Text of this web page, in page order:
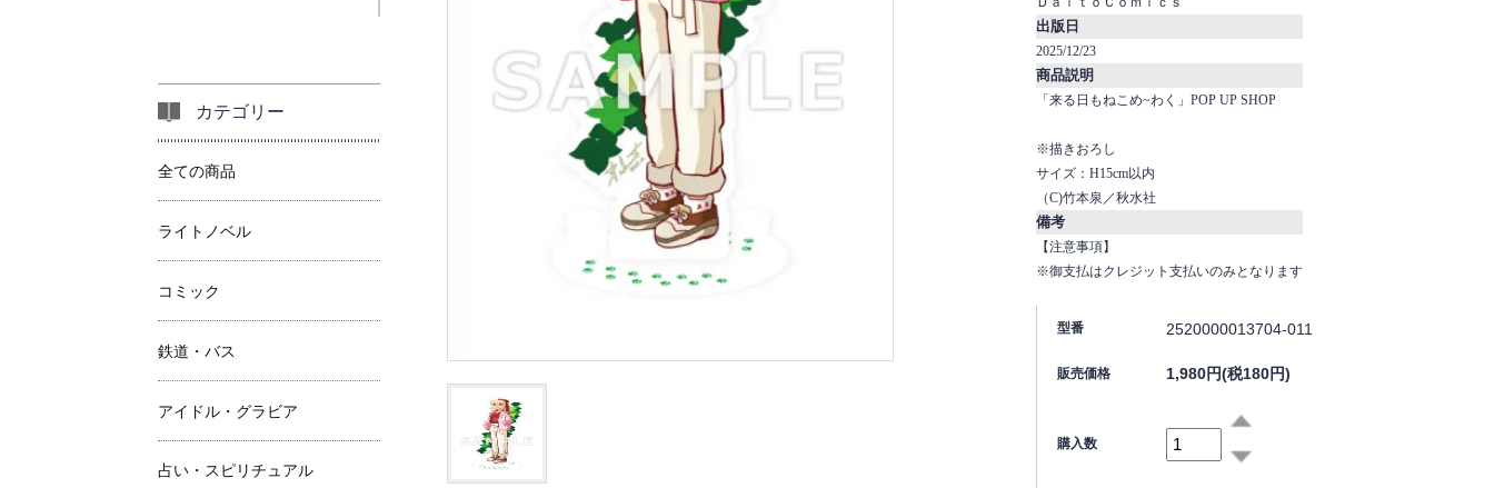
出版日
2025/12/23
商品説明
「来る日もねこめ~わく」POP UP SHOP
※描きおろし
サイズ：H15cm以内
（C)竹本泉／秋水社
備考
【注意事項】
※御支払はクレジット支払いのみとなります
型番 2520000013704-011
販売価格 1,980円(税180円)
購入数
カテゴリー
全ての商品
ライトノベル
コミック
鉄道・バス
アイドル・グラビア
占い・スピリチュアル